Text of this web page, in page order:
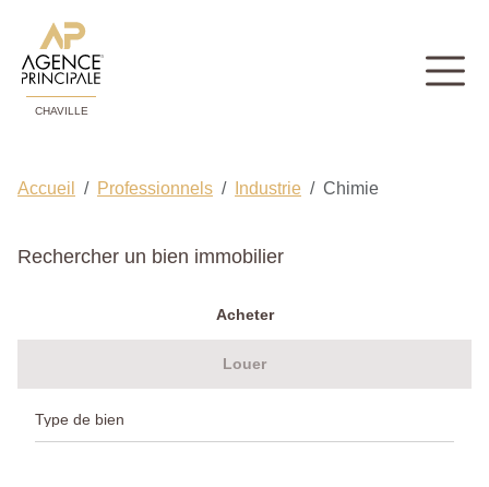
CHAVILLE
Accueil Professionnels Industrie Chimie
Rechercher un bien immobilier
Acheter
Louer